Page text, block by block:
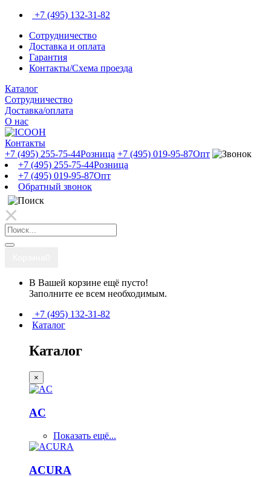
+7 (495) 132-31-82
Сотрудничество
Доставка и оплата
Гарантия
Контакты/Схема проезда
Каталог
Сотрудничество
Доставка/оплата
О нас
Контакты
+7 (495) 255-75-44Розница +7 (495) 019-95-87Опт
+7 (495) 255-75-44Розница
+7 (495) 019-95-87Опт
Обратный звонок
В Вашей корзине ещё пусто!
Заполните ее всем необходимым.
+7 (495) 132-31-82
Каталог
Каталог
×
AC
Показать ещё...
ACURA